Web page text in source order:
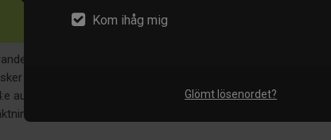
Kom ihåg mig
Glömt lösenordet?
platser kvar i vårat dagläger för nybörjare i åldrarna 8-11 år.
lägret vecka 33, det vill säga måndagen den 10:e augusti till
augusti. Lägret pågår från 09:00 till 16:00 och vi kommer inte
utan även hitta på andra roliga aktiviteter.